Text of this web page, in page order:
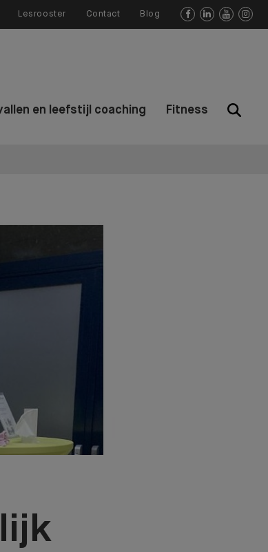
Lesrooster Contact Blog    
en leefstijl coaching Fitness